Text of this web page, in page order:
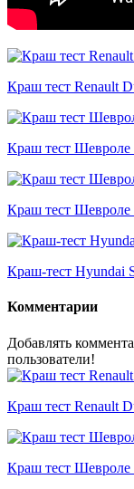
Краш тест Renault
Краш тест Шевроле
Краш тест Шевроле
Краш-тест Hyundai
Комментарии
Добавлять
пользователи!
Краш тест Renault
Краш тест Шевроле